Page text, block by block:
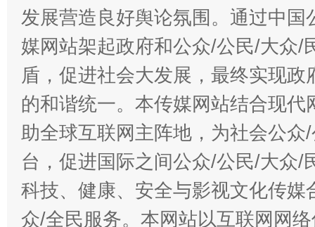
发展营造良好舆论氛围。通过中
媒网站架起政府和公众/公民/大众/
盾，促进社会大发展，最终实现
的和谐统一。本传媒网站结合现
助全球互联网主阵地，为社会公
台，促进国际之间公众/公民/大众/
科技、健康、安全与影视文化传
众/全民服务。本网站以互联网网